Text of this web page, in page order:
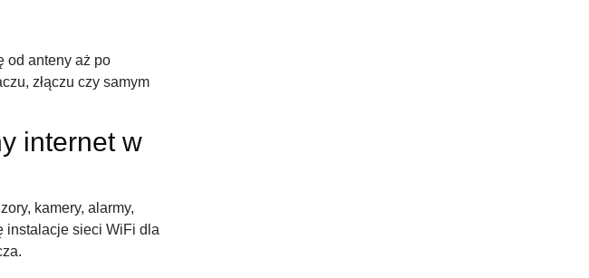
od anteny aż po
złączu czy samym
internet w
kamery, alarmy,
instalacje sieci WiFi dla